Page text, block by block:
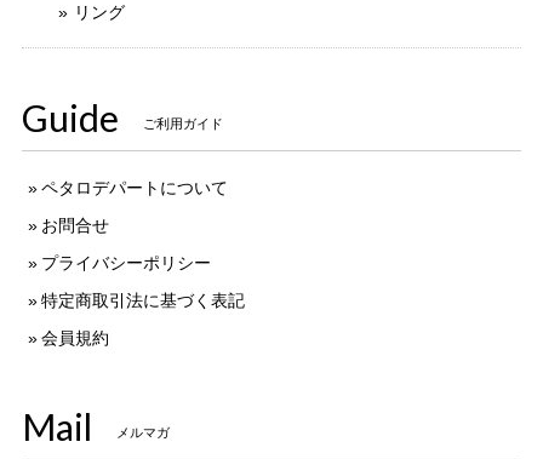
リング
Guide ご利用ガイド
ペタロデパートについて
お問合せ
プライバシーポリシー
特定商取引法に基づく表記
会員規約
Mail メルマガ